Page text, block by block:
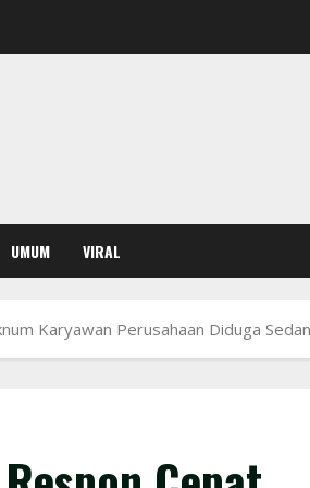
UMUM VIRAL
Karyawan Perusahaan Diduga